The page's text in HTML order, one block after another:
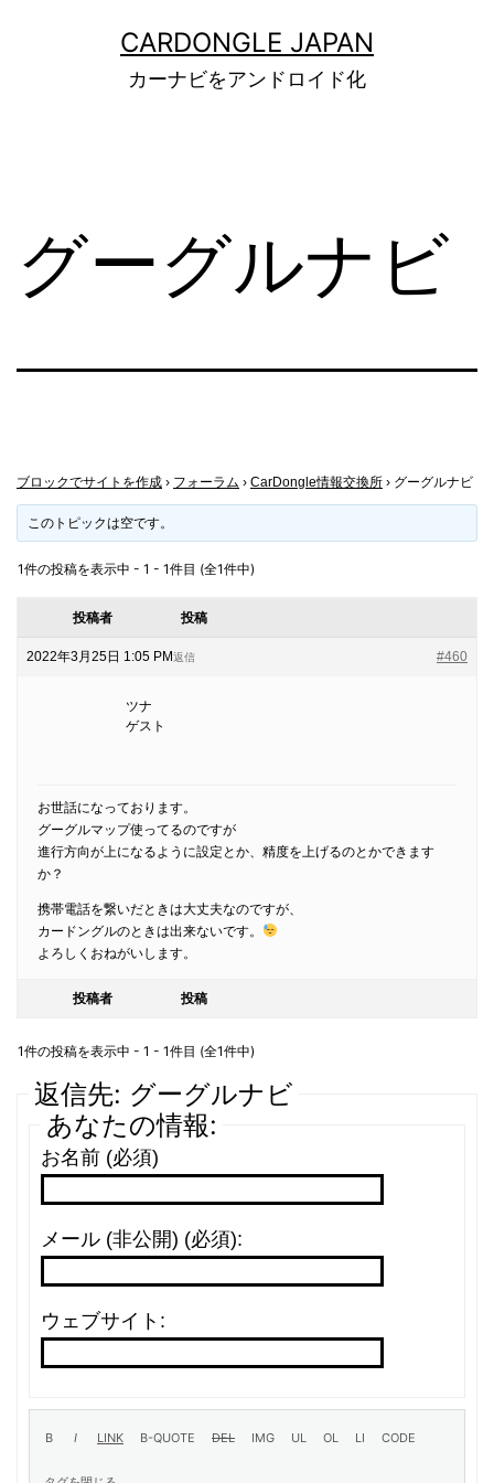
CARDONGLE JAPAN
カーナビをアンドロイド化
グーグルナビ
ブロックでサイトを作成 › フォーラム › CarDongle情報交換所 › グーグルナビ
このトピックは空です。
1件の投稿を表示中 - 1 - 1件目 (全1件中)
投稿者 投稿
2022年3月25日 1:05 PM #460
返信
ツナ
ゲスト
お世話になっております。
グーグルマップ使ってるのですが
進行方向が上になるように設定とか、精度を上げるのとかできます
か？
携帯電話を繋いだときは大丈夫なのですが、
カードングルのときは出来ないです。
よろしくおねがいします。
投稿者 投稿
1件の投稿を表示中 - 1 - 1件目 (全1件中)
返信先: グーグルナビ
あなたの情報:
お名前 (必須)
メール (非公開) (必須):
ウェブサイト: